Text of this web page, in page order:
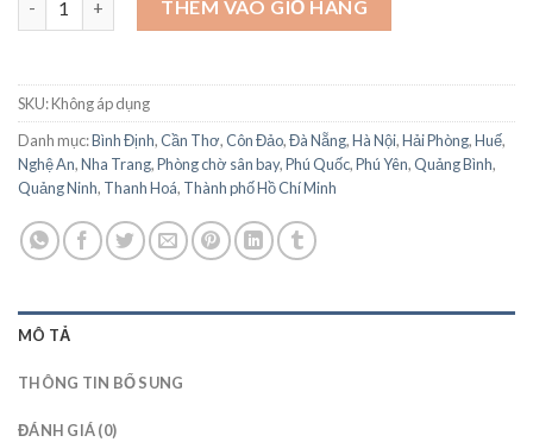
THÊM VÀO GIỎ HÀNG
SKU:Không áp dụng
Danh mục:Bình Định,Cần Thơ,Côn Đảo,Đà Nẵng,Hà Nội,Hải Phòng,Huế,
Nghệ An,Nha Trang,Phòng chờ sân bay,Phú Quốc,Phú Yên,Quảng Bình,
Quảng Ninh, Thanh Hoá, Thành phố Hồ Chí Minh
MÔ TẢ
THÔNG TIN BỔ SUNG
ĐÁNH GIÁ (0)